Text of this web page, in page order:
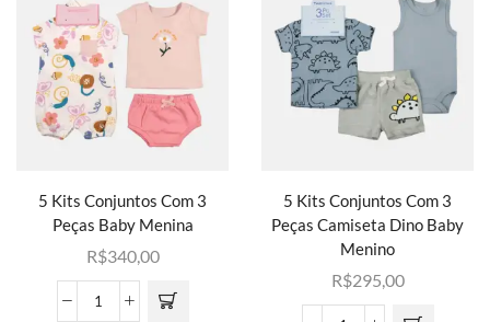
5 Kits Conjuntos Com 3
Peças Baby Menina
R$340,00
5 Kits Conjuntos Com 3
Peças Camiseta Dino Baby
Menino
R$295,00